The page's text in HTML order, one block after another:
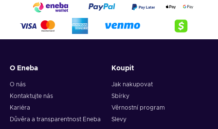
O Eneba
O nás
Kontaktujte nás
Kariéra
Důvěra a transparentnost Eneba
Koupit
Jak nakupovat
Sbírky
Věrnostní program
Slevy